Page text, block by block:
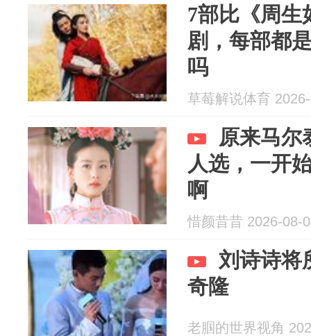
7部比《周生
剧，每部都
吗
草莓解说体育
原来马尔
人选，一开
啊
惜颜昔昔 2026-08-
刘诗诗将
奇隆
老腘的世界视角